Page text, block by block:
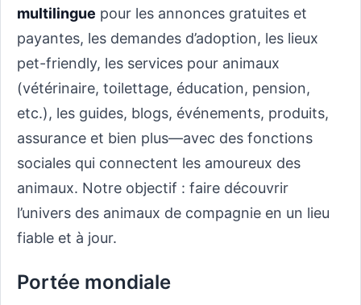
multilingue pour les annonces gratuites et
payantes, les demandes d’adoption, les lieux
pet-friendly, les services pour animaux
(vétérinaire, toilettage, éducation, pension,
etc.), les guides, blogs, événements, produits,
assurance et bien plus—avec des fonctions
sociales qui connectent les amoureux des
animaux. Notre objectif : faire découvrir
l’univers des animaux de compagnie en un lieu
fiable et à jour.
Portée mondiale